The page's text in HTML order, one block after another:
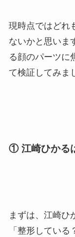
現時点ではどれ
ないかと思いま
る顔のパーツに
て検証してみま
① 江崎ひかる
まずは、江崎ひ
「整形してい